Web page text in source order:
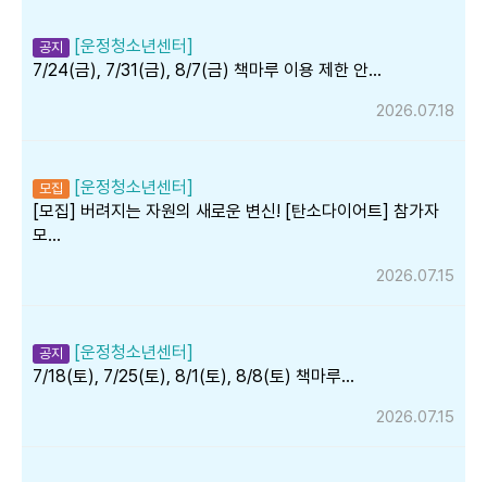
공지
[운정청소년센터]
7/24(금), 7/31(금), 8/7(금) 책마루 이용 제한 안…
2026.07.18
모집
[운정청소년센터]
[모집] 버려지는 자원의 새로운 변신! [탄소다이어트] 참가자
모…
2026.07.15
공지
[운정청소년센터]
7/18(토), 7/25(토), 8/1(토), 8/8(토) 책마루…
2026.07.15